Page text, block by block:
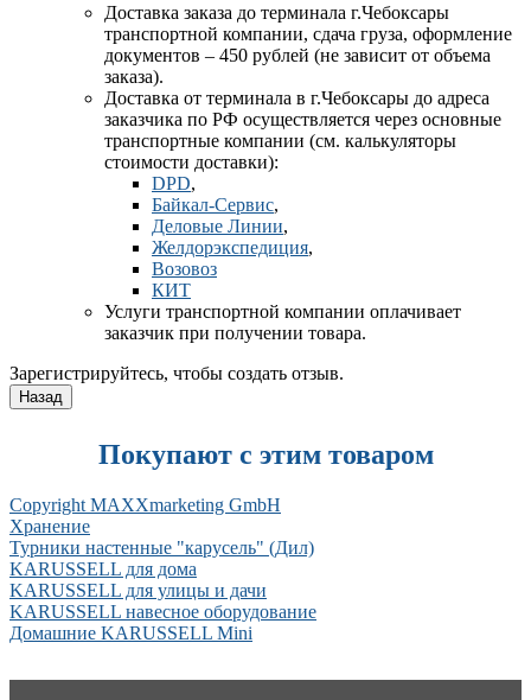
Доставка заказа до терминала г.Чебоксары
транспортной компании, сдача груза, оформление
документов – 450 рублей (не зависит от объема
заказа).
Доставка от терминала в г.Чебоксары до адреса
заказчика по РФ осуществляется через основные
транспортные компании (см. калькуляторы
стоимости доставки):
DPD,
Байкал-Сервис,
Деловые Линии,
Желдорэкспедиция,
Возовоз
КИТ
Услуги транспортной компании оплачивает
заказчик при получении товара.
Зарегистрируйтесь, чтобы создать отзыв.
Покупают с этим товаром
Copyright MAXXmarketing GmbH
Хранение
Турники настенные "карусель" (Дил)
KARUSSELL для дома
KARUSSELL для улицы и дачи
KARUSSELL навесное оборудование
Домашние KARUSSELL Mini